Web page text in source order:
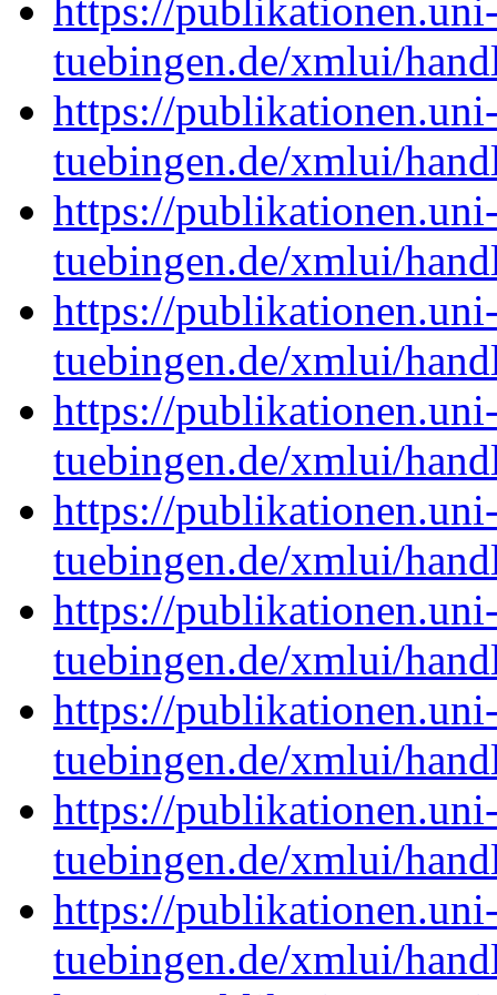
https://
tuebingen.de/xmlui/
https://
tuebingen.de/xmlui/
https://
tuebingen.de/xmlui/
https://
tuebingen.de/xmlui/
https://
tuebingen.de/xmlui/
https://
tuebingen.de/xmlui/
https://
tuebingen.de/xmlui/
https://
tuebingen.de/xmlui/
https://
tuebingen.de/xmlui/
https://
tuebingen.de/xmlui/